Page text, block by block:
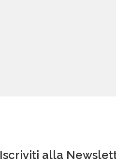
Iscriviti alla